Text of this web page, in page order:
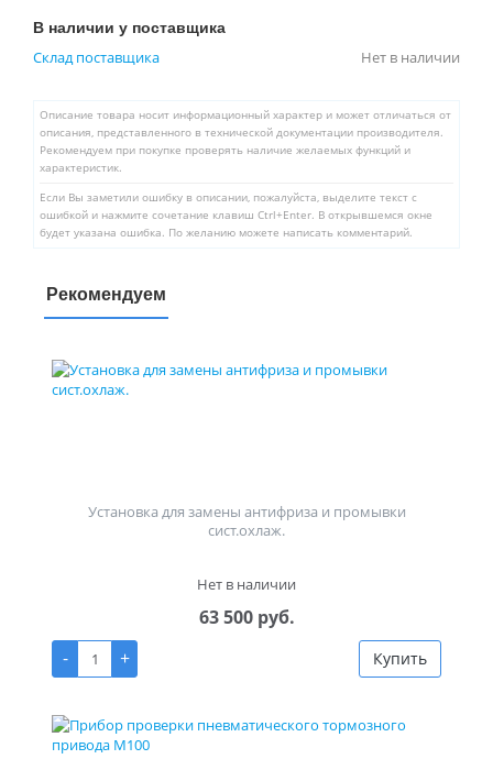
В наличии у поставщика
Склад поставщика Нет в наличии
Описание товара носит информационный характер и может отличаться от
описания, представленного в технической документации производителя.
Рекомендуем при покупке проверять наличие желаемых функций и
характеристик.
Если Вы заметили ошибку в описании, пожалуйста, выделите текст с
ошибкой и нажмите сочетание клавиш Ctrl+Enter. В открывшемся окне
будет указана ошибка. По желанию можете написать комментарий.
Рекомендуем
Установка для замены антифриза и промывки
сист.охлаж.
Нет в наличии
63 500 руб.
-
+ Купить